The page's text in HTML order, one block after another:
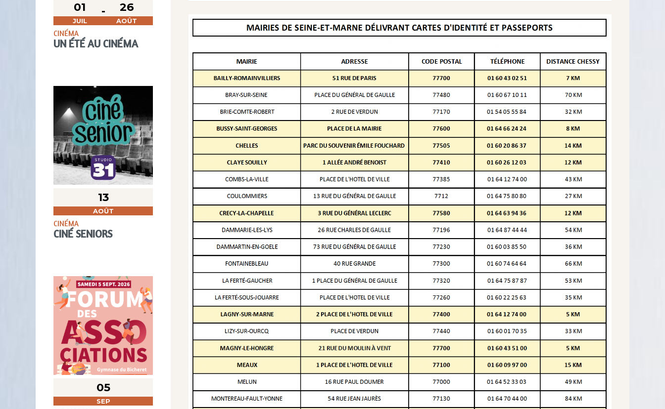
01
JUIL
26
AOÛT
CINÉMA
UN ÉTÉ AU CINÉMA
13
AOÛT
CINÉMA
CINÉ SENIORS
05
SEP